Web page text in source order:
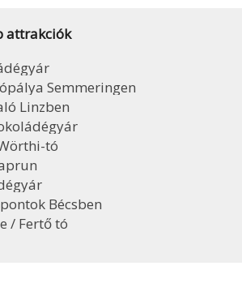
attrakciók
Semmeringen
Linzben
tó
Bécsben
/ Fertő tó